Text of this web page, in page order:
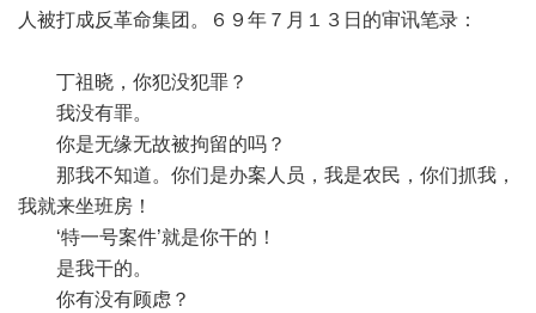
人被打成反革命集团。６９年７月１３日的审讯笔录：
丁祖晓，你犯没犯罪？
我没有罪。
你是无缘无故被拘留的吗？
那我不知道。你们是办案人员，我是农民，你们抓我，
我就来坐班房！
‘特一号案件’就是你干的！
是我干的。
你有没有顾虑？